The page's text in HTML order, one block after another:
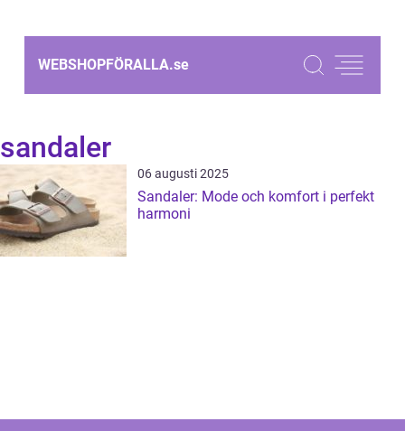
WEBSHOPFÖRALLA.se
sandaler
06 augusti 2025
Sandaler: Mode och komfort i perfekt
harmoni